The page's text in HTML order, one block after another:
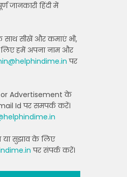
जानकारी हिंदी में
साथ सीखें और कमाएं भी,
लिए हमें अपना नाम और
पर
or Advertisement के
Id पर समपर्क करें।
या सुझाव के लिए
पर संपर्क करें।